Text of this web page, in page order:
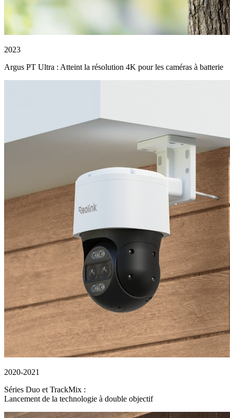
2023
Argus PT Ultra : Atteint la résolution 4K pour les caméras à batterie
2020-2021
Séries Duo et TrackMix :
Lancement de la technologie à double objectif